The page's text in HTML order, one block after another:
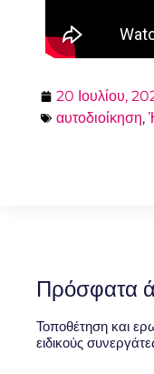
20 Ιουλίου,
αυτοδιοίκηση,
Πρόσφατα
Τοποθέτηση και
ειδικούς